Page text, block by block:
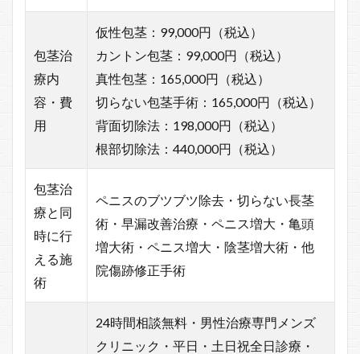
包茎治
療内
容・費
用
仮性包茎：99,000円（税込）
カントン包茎：99,000円（税込）
真性包茎：165,000円（税込）
切らない包茎手術：165,000円（税込）
背面切除法：198,000円（税込）
根部切除法：440,000円（税込）
包茎治
療と同
時に行
える施
術
ペニスのブツブツ除去・切らない長茎
術・早漏改善治療・ペニス増大・亀頭
増大術・ペニス増大・陰茎増大術・他
院傷跡修正手術
24時間相談無料・男性治療専門メンズ
クリニック・平日・土日祝全日診療・